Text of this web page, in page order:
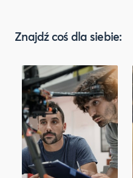
Znajdź coś dla siebie: